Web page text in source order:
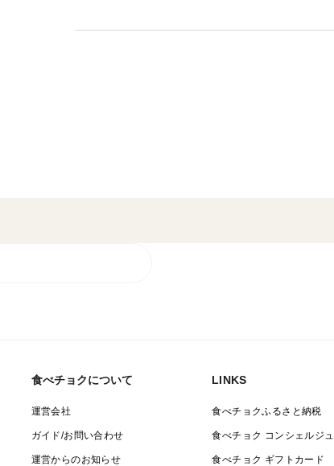
食べチョクについて
運営会社
ガイド/お問い合わせ
運営からのお知らせ
LINKS
食べチョクふるさと納税
食べチョク コンシェルジュ
食べチョク ギフトカード